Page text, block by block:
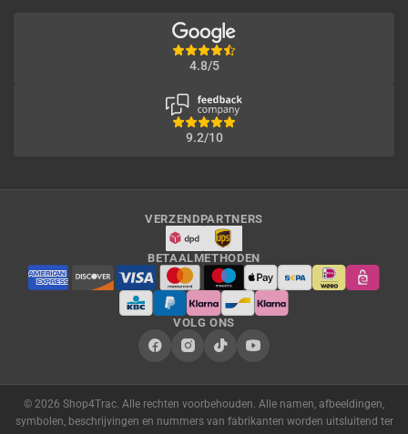
4.8/5
9.2/10
VERZENDPARTNERS
BETAALMETHODEN
VOLG ONS
© 2026 Shop4Trac. Alle rechten voorbehouden. Alle namen, afbeeldingen,
symbolen, beschrijvingen en nummers van fabrikanten worden uitsluitend ter